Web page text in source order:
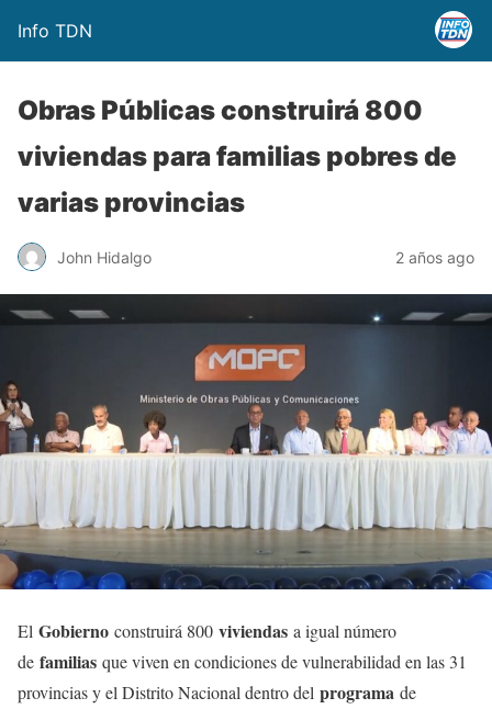
Info TDN
Obras Públicas construirá 800
viviendas para familias pobres de
varias provincias
John Hidalgo 2 años ago
El Gobierno construirá 800 viviendas a igual número
de familias que viven en condiciones de vulnerabilidad en las 31
provincias y el Distrito Nacional dentro del programa de